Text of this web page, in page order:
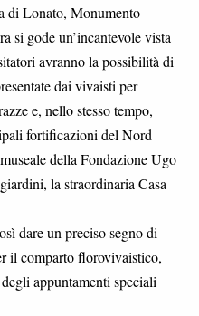
di Lonato, Monumento
si gode un’incantevole vista
avranno la possibilità di
dai vivaisti per
e, nello stesso tempo,
fortificazioni del Nord
della Fondazione Ugo
la straordinaria Casa
dare un preciso segno di
il comparto florovivaistico,
appuntamenti speciali